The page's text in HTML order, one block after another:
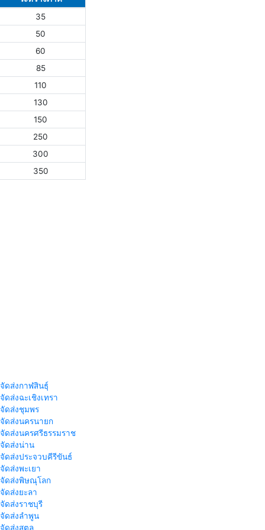
35
50
60
85
110
130
150
250
300
350
ดส่งกาฬสินธุ์
ดส่งฉะเชิงเทรา
ดส่งชุมพร
ดส่งนครนายก
ดส่งนครศรีธรรมราช
ดส่งน่าน
ดส่งประจวบคีรีขันธ์
ดส่งพะเยา
ดส่งพิษณุโลก
ดส่งยะลา
ดส่งราชบุรี
ดส่งลำพูน
ดส่งสตูล